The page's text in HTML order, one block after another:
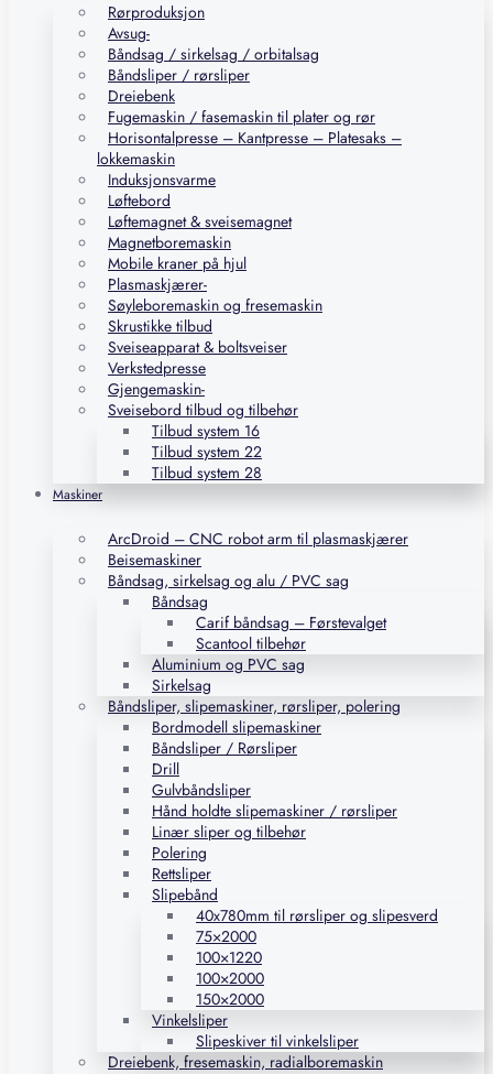
Rørproduksjon
Avsug-
Båndsag / sirkelsag / orbitalsag
Båndsliper / rørsliper
Dreiebenk
Fugemaskin / fasemaskin til plater og rør
Horisontalpresse – Kantpresse – Platesaks –
lokkemaskin
Induksjonsvarme
Løftebord
Løftemagnet & sveisemagnet
Magnetboremaskin
Mobile kraner på hjul
Plasmaskjærer-
Søyleboremaskin og fresemaskin
Skrustikke tilbud
Sveiseapparat & boltsveiser
Verkstedpresse
Gjengemaskin-
Sveisebord tilbud og tilbehør
Tilbud system 16
Tilbud system 22
Tilbud system 28
Maskiner
ArcDroid – CNC robot arm til plasmaskjærer
Beisemaskiner
Båndsag, sirkelsag og alu / PVC sag
Båndsag
Carif båndsag – Førstevalget
Scantool tilbehør
Aluminium og PVC sag
Sirkelsag
Båndsliper, slipemaskiner, rørsliper, polering
Bordmodell slipemaskiner
Båndsliper / Rørsliper
Drill
Gulvbåndsliper
Hånd holdte slipemaskiner / rørsliper
Linær sliper og tilbehør
Polering
Rettsliper
Slipebånd
40x780mm til rørsliper og slipesverd
75×2000
100×1220
100×2000
150×2000
Vinkelsliper
Slipeskiver til vinkelsliper
Dreiebenk, fresemaskin, radialboremaskin